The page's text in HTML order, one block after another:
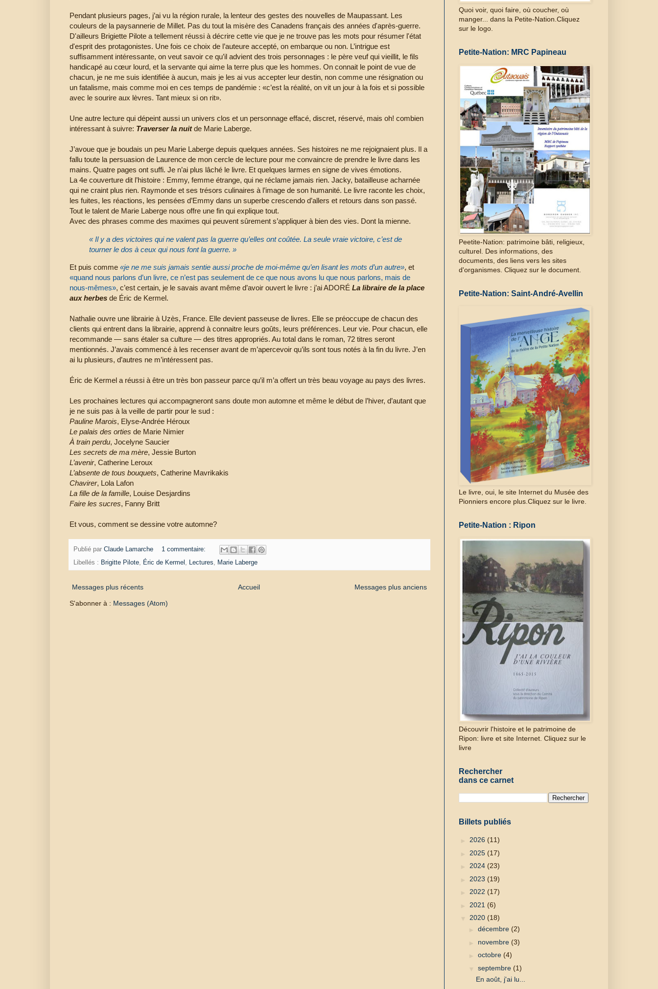
Pendant plusieurs pages, j’ai vu la région rurale, la lenteur des gestes des nouvelles de Maupassant. Les
couleurs de la paysannerie de Millet. Pas du tout la misère des Canadens français des années d'après-guerre.
D'ailleurs Brigiette Pilote a tellement réussi à décrire cette vie que je ne trouve pas les mots pour résumer l'état
d'esprit des protagonistes. Une fois ce choix de l’auteure accepté, on embarque ou non. L’intrigue est
suffisamment intéressante, on veut savoir ce qu’il advient des trois personnages : le père veuf qui vieillit, le fils
handicapé au cœur lourd, et la servante qui aime la terre plus que les hommes. On connait le point de vue de
chacun, je ne me suis identifiée à aucun, mais je les ai vus accepter leur destin, non comme une résignation ou
un fatalisme, mais comme moi en ces temps de pandémie : «c’est la réalité, on vit un jour à la fois et si possible
avec le sourire aux lèvres. Tant mieux si on rit».
Une autre lecture qui dépeint aussi un univers clos et un personnage effacé, discret, réservé, mais oh! combien
intéressant à suivre: Traverser la nuitde Marie Laberge.
J’avoue que je boudais un peu Marie Laberge depuis quelques années. Ses histoires ne me rejoignaient plus. Il a
fallu toute la persuasion de Laurence de mon cercle de lecture pour me convaincre de prendre le livre dans les
mains. Quatre pages ont suffi. Je n’ai plus lâché le livre. Et quelques larmes en signe de vives émotions.
La 4e couverture dit l’histoire : Emmy, femme étrange, qui ne réclame jamais rien. Jacky, batailleuse acharnée
qui ne craint plus rien. Raymonde et ses trésors culinaires à l’image de son humanité. Le livre raconte les choix,
les fuites, les réactions, les pensées d’Emmy dans un superbe crescendo d’allers et retours dans son passé.
Tout le talent de Marie Laberge nous offre une fin qui explique tout.
Avec des phrases comme des maximes qui peuvent sûrement s’appliquer à bien des vies. Dont la mienne.
« Il y a des victoires qui ne valent pas la guerre qu’elles ont coûtée. La seule vraie victoire, c’est de
tourner le dos à ceux qui nous font la guerre. »
Et puis comme «je ne me suis jamais sentie aussi proche de moi-même qu’en lisant les mots d’un autre», et
«quand nous parlons d’un livre, ce n’est pas seulement de ce que nous avons lu que nous parlons, mais de
nous-mêmes», c’est certain, je le savais avant même d’avoir ouvert le livre : j’ai ADORÉ La libraire de la place
aux herbes de Éric de Kermel.
Nathalie ouvre une librairie à Uzès, France. Elle devient passeuse de livres. Elle se préoccupe de chacun des
clients qui entrent dans la librairie, apprend à connaitre leurs goûts, leurs préférences. Leur vie. Pour chacun, elle
recommande — sans étaler sa culture — des titres appropriés. Au total dans le roman, 72 titres seront
mentionnés. J’avais commencé à les recenser avant de m’apercevoir qu’ils sont tous notés à la fin du livre. J’en
ai lu plusieurs, d’autres ne m’intéressent pas.
Éric de Kermel a réussi à être un très bon passeur parce qu’il m’a offert un très beau voyage au pays des livres.
Les prochaines lectures qui accompagneront sans doute mon automne et même le début de l’hiver, d’autant que
je ne suis pas à la veille de partir pour le sud :
Pauline Marois, Elyse-Andrée Héroux
Le palais des orties de Marie Nimier
À train perdu, Jocelyne Saucier
Les secrets de ma mère, Jessie Burton
L’avenir, Catherine Leroux
L’absente de tous bouquets, Catherine Mavrikakis
Chavirer, Lola Lafon
La fille de la famille, Louise Desjardins
Faire les sucres, Fanny Britt
Et vous, comment se dessine votre automne?
Publié par Claude Lamarche
1 commentaire:
Libellés : Brigitte Pilote Éric de Kermel Lectures Marie Laberge
Messages plus récents Messages plus anciens
Accueil
S'abonner à : Messages (Atom)
Quoi voir, quoi faire, où coucher, où
manger... dans la Petite-Nation.Cliquez
sur le logo.
Petite-Nation: MRC Papineau
Peetite-Nation: patrimoine bâti, religieux,
culturel. Des informations, des
documents, des liens vers les sites
d'organismes. Cliquez sur le document.
Petite-Nation: Saint-André-Avellin
Le livre, oui, le site Internet du Musée des
Pionniers encore plus.Cliquez sur le livre.
Petite-Nation : Ripon
Découvrir l'histoire et le patrimoine de
Ripon: livre et site Internet. Cliquez sur le
livre
Rechercher
dans ce carnet
Billets publiés
► 2026 (11)
► 2025 (17)
► 2024 (23)
► 2023 (19)
► 2022 (17)
► 2021 (6)
▼ 2020 (18)
► décembre (2)
► novembre (3)
► octobre (4)
▼ septembre (1)
En août, j'ai lu...